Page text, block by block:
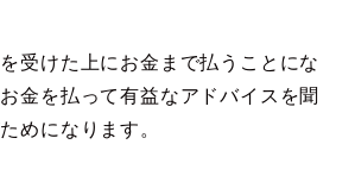
受けた上にお金まで払うことにな
金を払って有益なアドバイスを聞
めになります。